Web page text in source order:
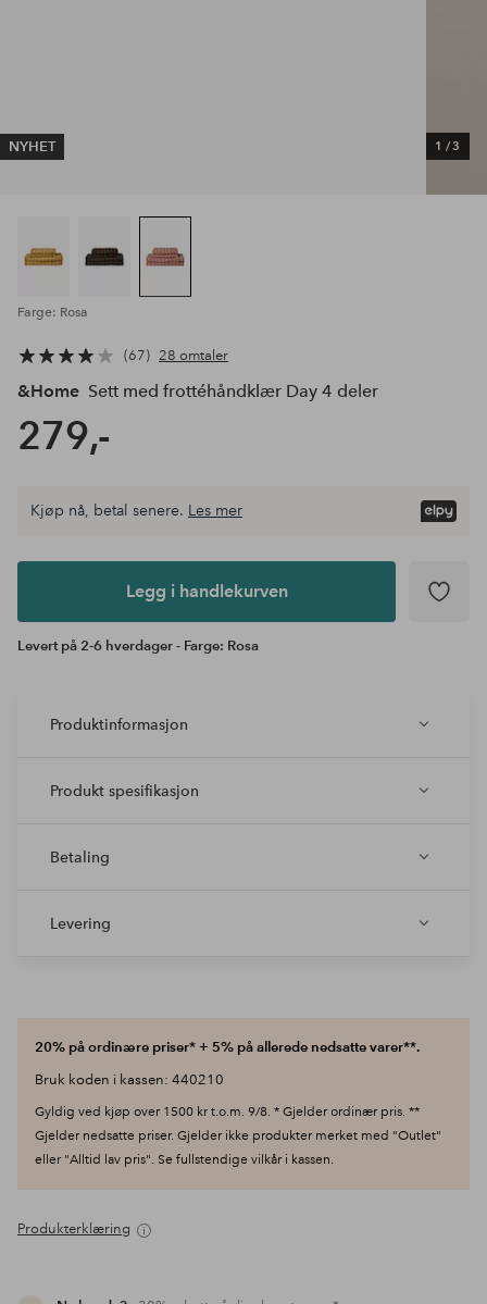
NYHET 1 /3
Farge: Rosa
67 28 omtaler
&Home Sett med frottéhåndklær Day 4 deler
279,-
Legg i
Kjøp nå, betal senere. Les mer
Legg i handlekurven
Levert på 2-6 hverdager - Farge: Rosa
Produktinformasjon
Produkt spesifikasjon
Betaling
Levering
20% på ordinære priser* + 5% på allerede nedsatte varer**.
Bruk koden i kassen: 440210
Gyldig ved kjøp over 1500 kr t.o.m. 9/8. * Gjelder ordinær pris. **
Gjelder nedsatte priser. Gjelder ikke produkter merket med "Outlet"
eller "Alltid lav pris". Se fullstendige vilkår i kassen.
Produkterklæring